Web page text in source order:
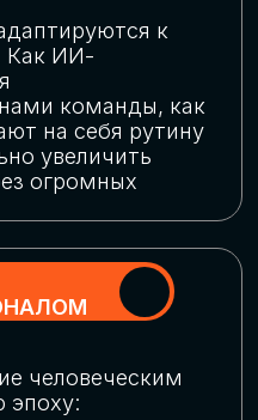
решения